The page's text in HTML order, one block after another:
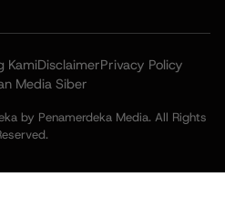
KamiDisclaimerPrivacy Policy
Media Siber
by Penamerdeka Media. All Rights